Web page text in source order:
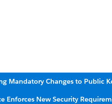
Mandatory Changes to Public
Enforces New Security